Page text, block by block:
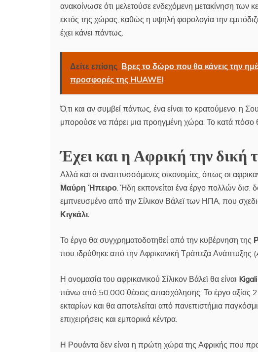
ανακοίνωσε ότι μελετούσε ενδεχόμενη μετακίνηση των
εκτός της χώρας, καθώς η υψηλή φορολογία την
έχει κάνει πάντως.
Δείτε επίσης Βρες το δώρο που θα κάνεις την
προσφορές της HUAWEI
Ό,τι και αν συμβεί πάντως, ένα είναι το κρατούμενο: η
μπορούσε να πάρει μια προηγμένη χώρα. Το κατά πόσο
Έχει και η Αφρική την δική
Αλλά και οι αναπτυσσόμενες οικονομίες, όπως οι
Μαύρη Ήπειρο . Ήδη εκπονείται ένα έργο πολλών δισ.
εμπνευσμένο από την Σίλικον Βάλεϊ των ΗΠΑ, που
Κιγκάλι.
Το έργο θα συγχρηματοδοτηθεί από την κυβέρνηση της
που ιδρύθηκε από την Αφρικανική Τράπεζα Ανάπτυξης
Η ονομασία του αφρικανικού Σίλικον Βάλεϊ θα είναι
πάνω από 50.000 θέσεις απασχόλησης. Το έργο αξίας 2
εκταρίων και θα αποτελείται από πανεπιστήμια
επιχειρήσεις και εμπορικά κέντρα.
Η Ρουάντα δεν είναι η πρώτη χώρα της Αφρικής που